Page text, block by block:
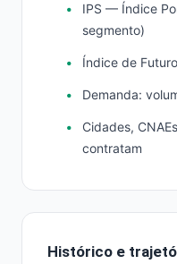
IPS — Índice
segmento)
Índice de
Demanda:
Cidades,
contratam
Histórico e